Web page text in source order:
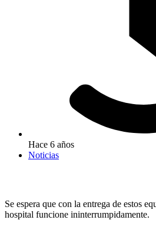
Hace 6 años
Noticias
Se espera que con la entrega de estos
hospital funcione ininterrumpidamente.